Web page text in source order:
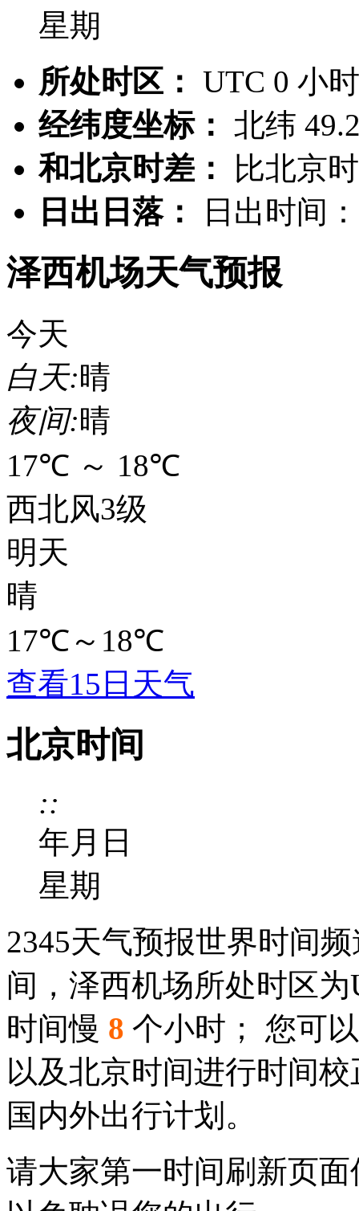
星期
所处时区： UTC 0 小
经纬度坐标： 北纬
和北京时差：
比北京
日出日落：
日出时间：
泽西机场天气预报
今天
白天:晴
夜间:晴
17℃ ～ 18℃
西北风3级
明天
晴
17℃ ～ 18℃
查看15日天气
北京时间
::
年 月 日
星期
2345天气预报世界时间
间，泽西机场所处时区
时间慢 8 个小时； 您可
以及北京时间进行时间
国内外出行计划。
请大家第一时间刷新页